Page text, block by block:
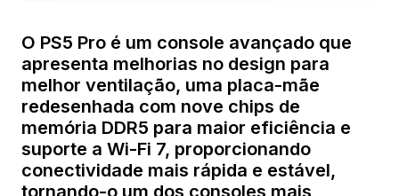
O PS5 Pro é um console avançado que
apresenta melhorias no design para
melhor ventilação, uma placa-mãe
redesenhada com nove chips de
memória DDR5 para maior eficiência e
suporte a Wi-Fi 7, proporcionando
conectividade mais rápida e estável,